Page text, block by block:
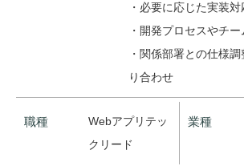
・必要に応じた実装対
・開発プロセスやチ
・関係部署との仕様
り合わせ
職種
Webアプリテッ
クリード
業種